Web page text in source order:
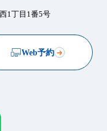
1丁目1番5号
Web予約